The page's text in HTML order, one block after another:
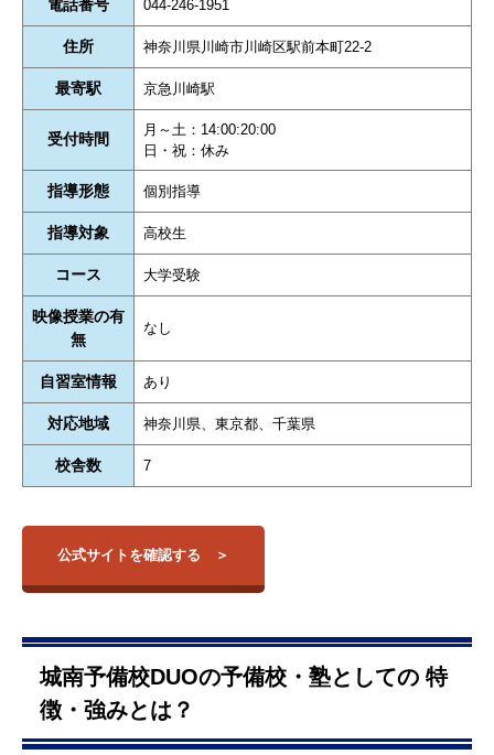
電話番号 044-246-1951
住所 神奈川県川崎市川崎区駅前本町22-2
最寄駅 京急川崎駅
受付時間
月～土：14:00:20:00
日・祝：休み
指導形態 個別指導
指導対象 高校生
コース 大学受験
映像授業の有
無
なし
自習室情報 あり
対応地域 神奈川県、東京都、千葉県
校舎数 7
公式サイトを確認する
城南予備校DUOの予備校・塾としての 特
徴・強みとは？